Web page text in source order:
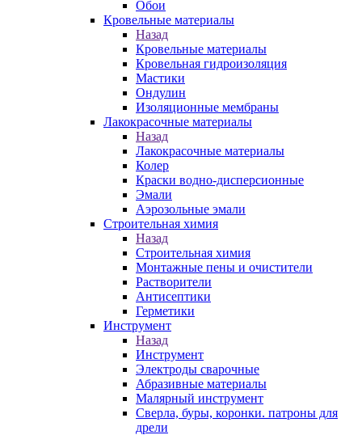
Обои
Кровельные материалы
Назад
Кровельные материалы
Кровельная гидроизоляция
Мастики
Ондулин
Изоляционные мембраны
Лакокрасочные материалы
Назад
Лакокрасочные материалы
Колер
Краски водно-дисперсионные
Эмали
Аэрозольные эмали
Строительная химия
Назад
Строительная химия
Монтажные пены и очистители
Растворители
Антисептики
Герметики
Инструмент
Назад
Инструмент
Электроды сварочные
Абразивные материалы
Малярный инструмент
Сверла, буры, коронки. патроны для
дрели